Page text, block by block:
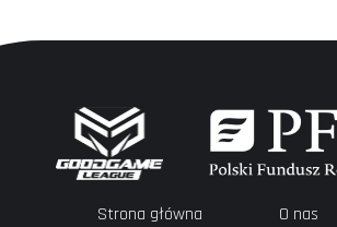
Strona główna O nas